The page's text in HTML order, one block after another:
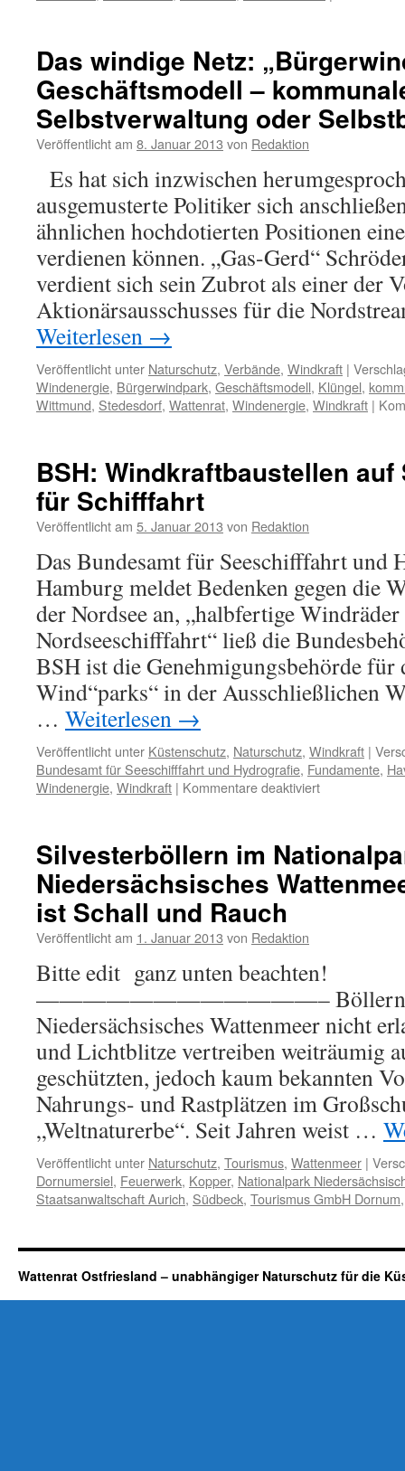
Das windige Netz:
Geschäftsmodell –
Selbstverwaltung oder
Veröffentlicht am 8. Januar 2013 von Redaktion
Es hat sich inzwischen
ausgemusterte Politiker sich
ähnlichen hochdotierten Positionen
verdienen können. „Gas-Gerd“
verdient sich sein Zubrot als einer der
Aktionärsausschusses für die
Weiterlesen →
Veröffentlicht unter Naturschutz, Verbände, Windkraft |
Windenergie, Bürgerwindpark, Geschäftsmodell, Klüngel,
Wittmund, Stedesdorf, Wattenrat, Windenergie, Windkraft |
BSH: Windkraftbaustellen
für Schifffahrt
Veröffentlicht am 5. Januar 2013 von Redaktion
Das Bundesamt für Seeschifffahrt und
Hamburg meldet Bedenken gegen die
der Nordsee an, „halbfertige
Nordseeschifffahrt“ ließ die
BSH ist die Genehmigungsbehörde für
Wind“parks“ in der Ausschließlichen
… Weiterlesen →
Veröffentlicht unter Küstenschutz, Naturschutz, Windkraft |
Bundesamt für Seeschifffahrt und Hydrografie, Fundamente,
Windenergie, Windkraft | Kommentare deaktiviertfür
See
gefährlich
für
Silvesterböllern im
Niedersächsisches
ist Schall und Rauch
Veröffentlicht am 1. Januar 2013 von Redaktion
Bitte edit ganz unten beachten!
————————————– Böllern ist
Niedersächsisches Wattenmeer nicht
und Lichtblitze vertreiben weiträumig
geschützten, jedoch kaum bekannten
Nahrungs- und Rastplätzen im
„Weltnaturerbe“. Seit Jahren weist …
Veröffentlicht unter Naturschutz, Tourismus, Wattenmeer |
Dornumersiel, Feuerwerk, Kopper, Nationalpark
Staatsanwaltschaft Aurich, Südbeck, Tourismus GmbH Dornum
Wattenrat Ostfriesland – unabhängiger Naturschutz für die